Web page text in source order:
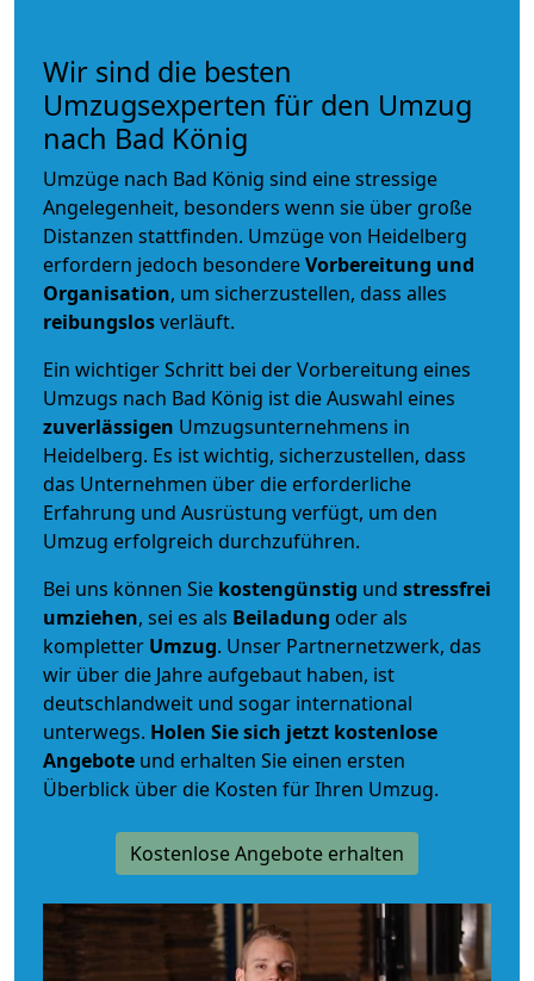
Wir sind die besten
Umzugsexperten für den Umzug
nach Bad König
Umzüge nach Bad König sind eine stressige
Angelegenheit, besonders wenn sie über große
Distanzen stattfinden. Umzüge von Heidelberg
erfordern jedoch besondereVorbereitung und
Organisation, um sicherzustellen, dass alles
reibungslosverläuft.
Ein wichtiger Schritt bei der Vorbereitung eines
Umzugs nach Bad König ist die Auswahl eines
zuverlässigen Umzugsunternehmens in
Heidelberg. Es ist wichtig, sicherzustellen, dass
das Unternehmen über die erforderliche
Erfahrung und Ausrüstung verfügt, um den
Umzug erfolgreich durchzuführen.
Bei uns können Sie kostengünstig und stressfrei
umziehen, sei es als Beiladung oder als
kompletter Umzug. Unser Partnernetzwerk, das
wir über die Jahre aufgebaut haben, ist
deutschlandweit und sogar international
unterwegs. Holen Sie sich jetzt kostenlose
Angebote und erhalten Sie einen ersten
Überblick über die Kosten für Ihren Umzug.
Kostenlose Angebote erhalten